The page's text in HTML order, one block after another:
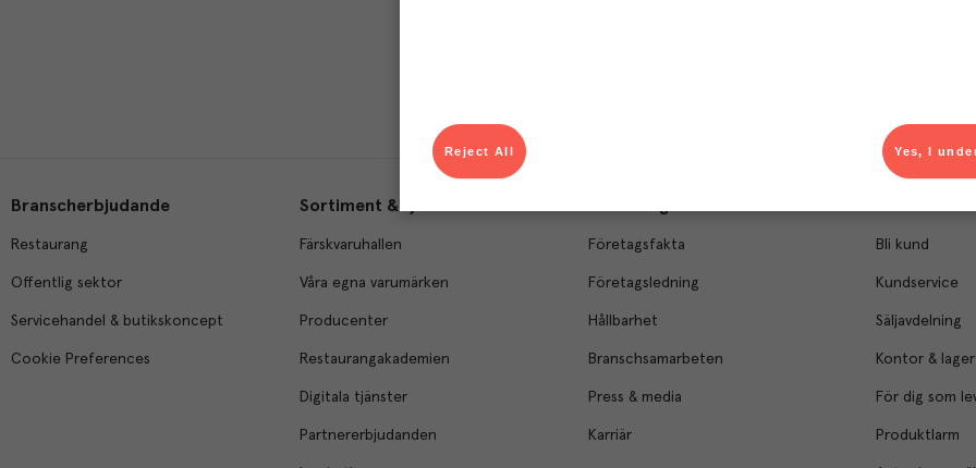
Branscherbjudande
Restaurang
Offentlig sektor
Servicehandel & butikskoncept
Cookie Preferences
Sortiment & tjänster
Färskvaruhallen
Våra egna varumärken
Producenter
Restaurangakademien
Digitala tjänster
Partnererbjudanden
Företagsfakta
Företagsledning
Hållbarhet
Branschsamarbeten
Press & media
Karriär
Bli kund
Kundservice
Säljavdelning
Kontor & lager
För dig som
Produktlarm
Yes, I
Reject All